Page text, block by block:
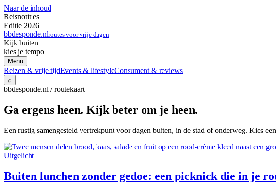
Naar de inhoud
Reisnotities
Editie 2026
bbdesponde.nlroutes voor vrije dagen
Kijk buiten
kies je tempo
Menu
Reizen & vrije tijdEvents & lifestyleConsument & reviews
⌕
bbdesponde.nl / routekaart
Ga ergens heen. Kijk beter om je heen.
Een rustig samengesteld vertrekpunt voor dagen buiten, in de stad of onderweg. Kies
Uitgelicht
Buiten lunchen zonder gedoe: een picknick die in je